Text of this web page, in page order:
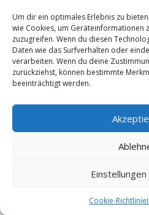
Um dir ein optimales Erlebnis zu
wie Cookies, um Geräteinformationen
zuzugreifen. Wenn du diesen
Daten wie das Surfverhalten oder
verarbeiten. Wenn du deine
zurückziehst, können bestimmte
beeinträchtigt werden.
Cookie-Richtlinie
© 2026 VSW